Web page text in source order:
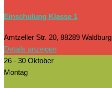
Einschulung Klasse 1
Amtzeller Str. 20, 88289 Waldburg
Details anzeigen
26 - 30 Oktober
Montag